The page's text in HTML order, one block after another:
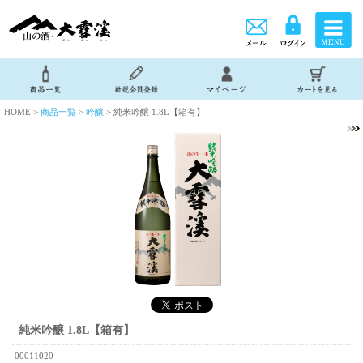
HOME > 商品一覧 > 吟醸 > 純米吟醸 1.8L【箱有】
純米吟醸 1.8L【箱有】
00011020